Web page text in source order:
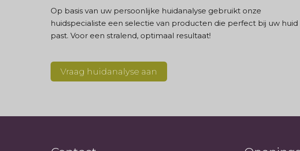
Op basis van uw persoonlijke huidanalyse gebruikt onze
huidspecialiste een selectie van producten die perfect bij uw huid
past. Voor een stralend, optimaal resultaat!
Vraag huidanalyse aan